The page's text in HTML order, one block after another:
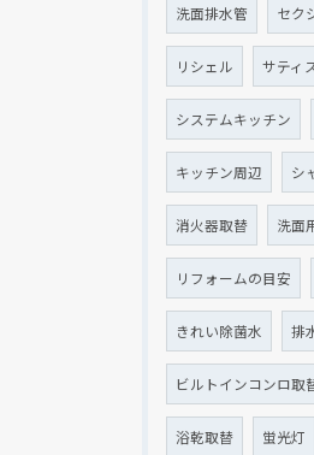
洗面排水管 セク
リシェル サティ
システムキッチン
キッチン周辺 シ
消火器取替 洗面
リフォームの目安
きれい除菌水 排
ビルトインコンロ取
浴乾取替 蛍光灯